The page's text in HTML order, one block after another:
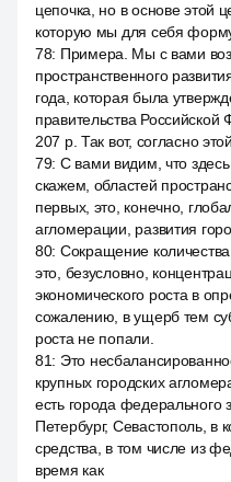
цепочка, но в основе этой
которую мы для себя
78: Примера. Мы с вами
пространственного
года, которая была
правительства
207 р. Так вот, согласно
79: С вами видим, что
скажем, областей
первых, это, конечно,
агломерации, развития
80: Сокращение
это, безусловно,
экономического роста в
сожалению, в ущерб тем
роста не попали.
81: Это
крупных городских
есть города федерального
Петербург, Севастополь, в
средства, в том числе из
время как